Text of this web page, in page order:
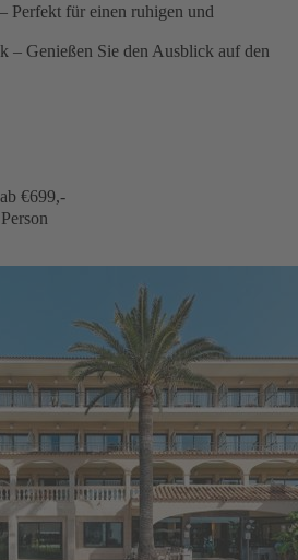
Perfekt für einen ruhigen und
– Genießen Sie den Ausblick auf den
ab €699,-